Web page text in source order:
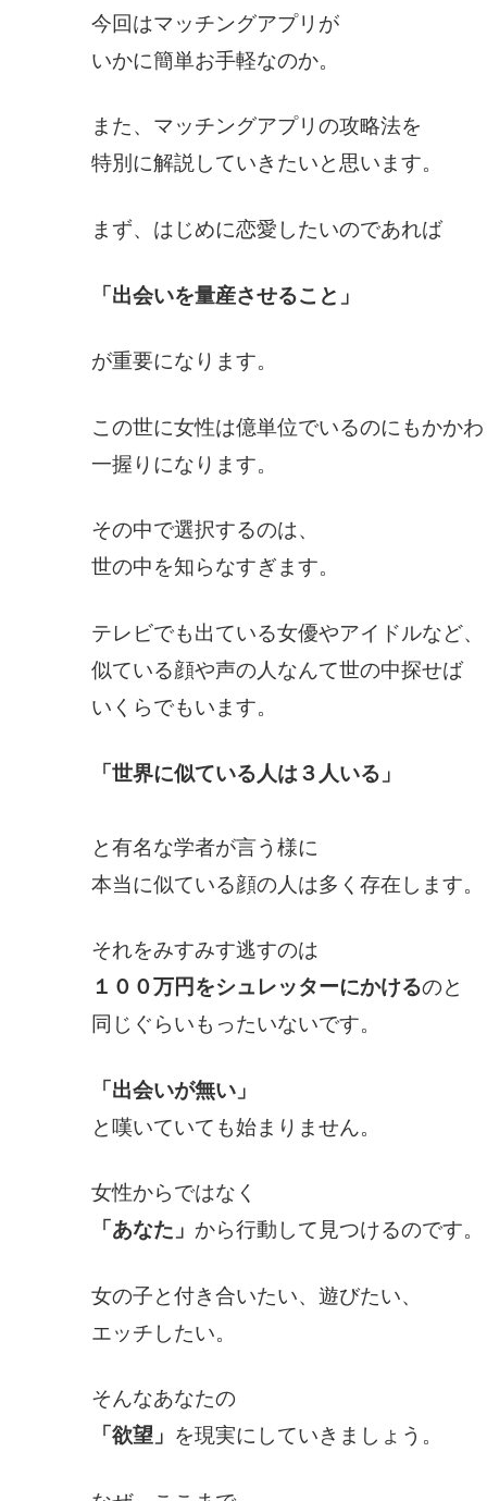
今回はマッチングアプリが
いかに簡単お手軽なのか。
また、マッチングアプリの攻略法を
特別に解説していきたいと思います。
まず、はじめに恋愛したいのであれば
「出会いを量産させること」
が重要になります。
この世に女性は億単位でいるのにもかか
一握りになります。
その中で選択するのは、
世の中を知らなすぎます。
テレビでも出ている女優やアイドルなど、
似ている顔や声の人なんて世の中探せば
いくらでもいます。
「世界に似ている人は３人いる」
と有名な学者が言う様に
本当に似ている顔の人は多く存在します。
それをみすみす逃すのは
１００万円をシュレッターにかけるのと
同じぐらいもったいないです。
「出会いが無い」
と嘆いていても始まりません。
女性からではなく
「あなた」 から行動して見つけるのです。
女の子と付き合いたい、遊びたい、
エッチしたい。
そんなあなたの
「欲望」 を現実にしていきましょう。